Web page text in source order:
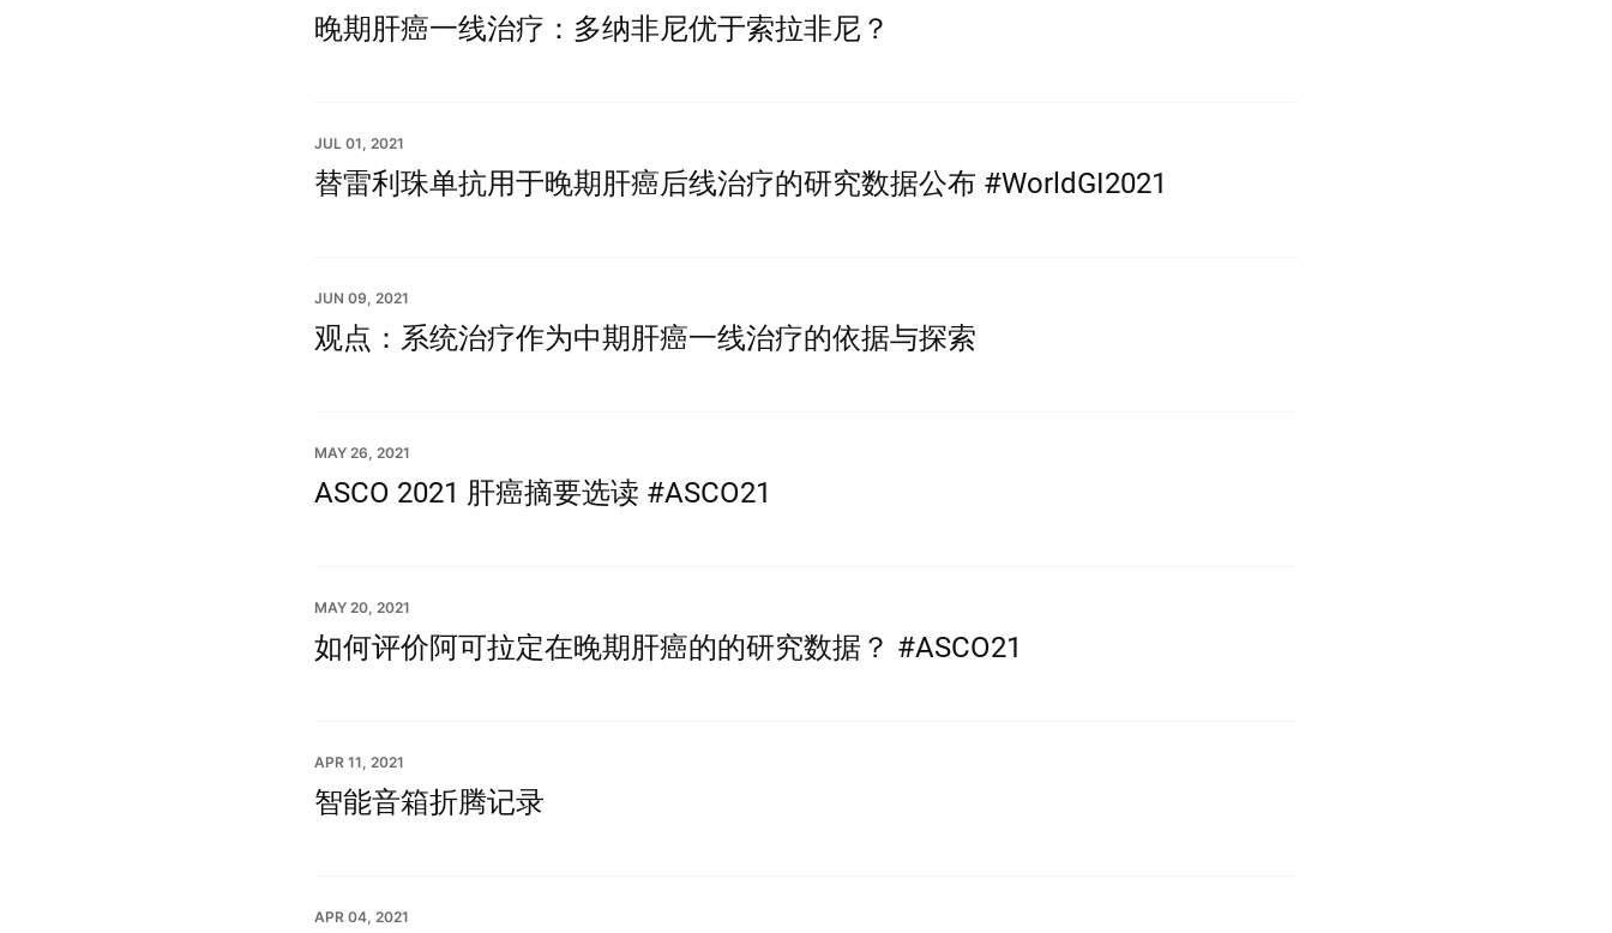
晚期肝癌一线治疗：多纳非尼优于索拉非尼？
JUL 01, 2021
替雷利珠单抗用于晚期肝癌后线治疗的研究数据公布 #WorldGI2021
JUN 09, 2021
观点：系统治疗作为中期肝癌一线治疗的依据与探索
MAY 26, 2021
ASCO 2021 肝癌摘要选读 #ASCO21
MAY 20, 2021
如何评价阿可拉定在晚期肝癌的的研究数据？ #ASCO21
APR 11, 2021
智能音箱折腾记录
APR 04, 2021